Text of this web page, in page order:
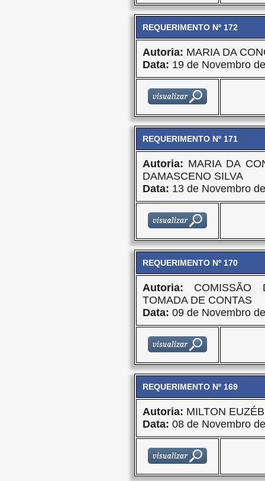
REQUERIMENTO Nº 172
Autoria: MARIA DA
Data: 19 de Novembro
REQUERIMENTO Nº 171
Autoria: MARIA DA
DAMASCENO SILVA
Data: 13 de Novembro
REQUERIMENTO Nº 170
Autoria: COMISSÃO
TOMADA DE CONTAS
Data: 09 de Novembro
REQUERIMENTO Nº 169
Autoria: MILTON
Data: 08 de Novembro